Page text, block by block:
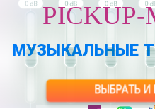
PICKUP-
МУЗЫКАЛЬНЫЕ
ВЫБРАТЬ И